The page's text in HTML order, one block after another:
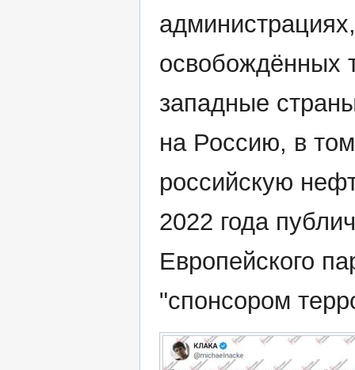
освобождённых
западные
на Россию, в
российскую
2022 года
Европейского
"спонсором